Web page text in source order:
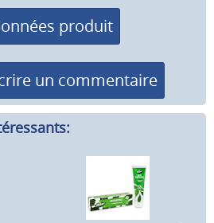
produit
un commentaire